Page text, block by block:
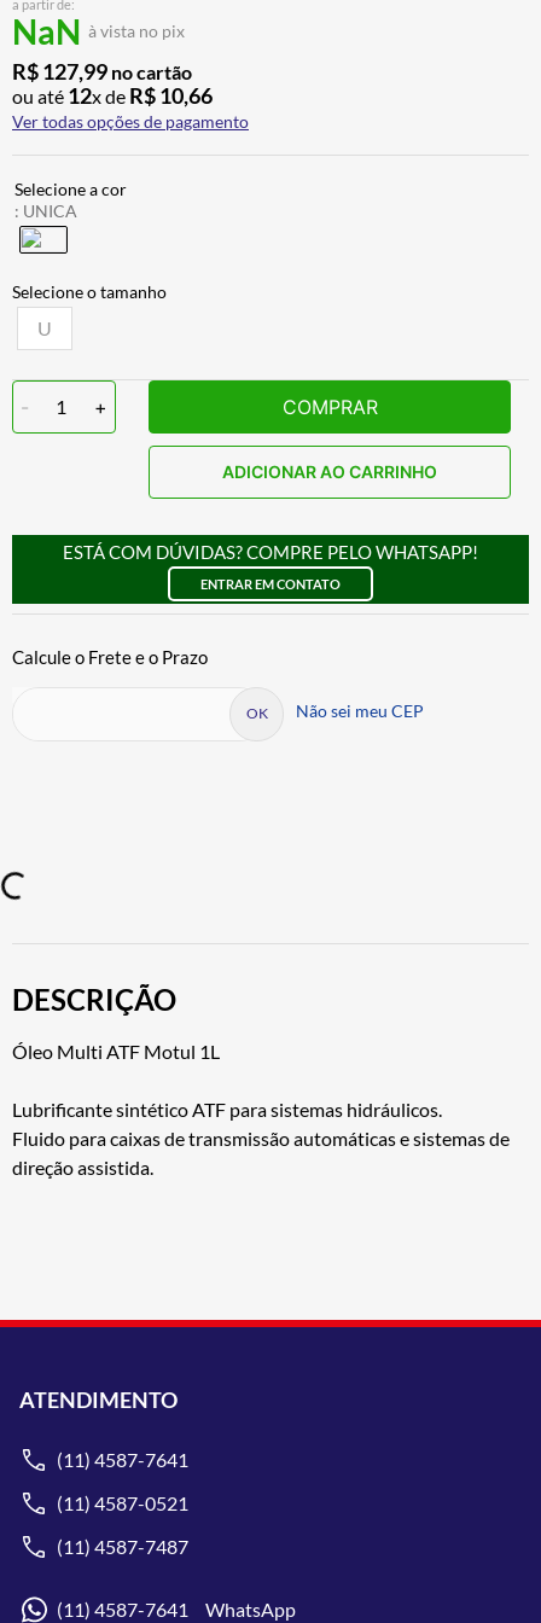
a partir de:
NaN à vista no pix
R$127,99 no cartão
ou até 12x de R$10,66
Ver todas opções de pagamento
: UNICA
U
- 1 + COMPRAR
ADICIONAR AO CARRINHO
ESTÁ COM DÚVIDAS? COMPRE PELO WHATSAPP!
ENTRAR EM CONTATO
Não sei meu CEP
DESCRIÇÃO
Óleo Multi ATF Motul 1L
Lubrificante sintético ATF para sistemas hidráulicos.
Fluido para caixas de transmissão automáticas e sistemas de
direção assistida.
ATENDIMENTO
(11) 4587-7641
(11) 4587-0521
(11) 4587-7487
(11) 4587-7641 WhatsApp
º
8º ALPINESTAR
9º AIROH